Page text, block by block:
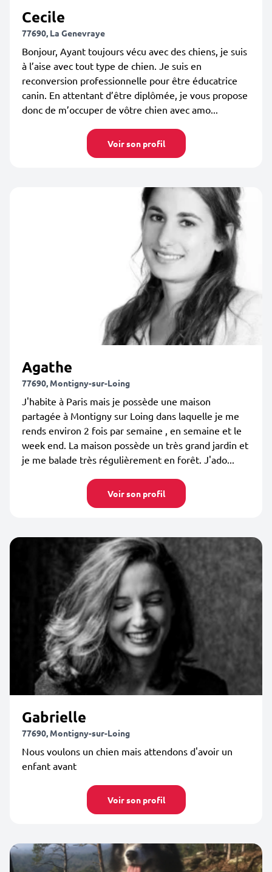
Cecile
77690, La Genevraye
Bonjour, Ayant toujours vécu avec des chiens, je suis
à l’aise avec tout type de chien. Je suis en
reconversion professionnelle pour être éducatrice
canin. En attentant d’être diplômée, je vous propose
donc de m’occuper de vôtre chien avec amo...
Voir son profil
Agathe
77690, Montigny-sur-Loing
J'habite à Paris mais je possède une maison
partagée à Montigny sur Loing dans laquelle je me
rends environ 2 fois par semaine , en semaine et le
week end. La maison possède un très grand jardin et
je me balade très régulièrement en forêt. J'ado...
Voir son profil
Gabrielle
77690, Montigny-sur-Loing
Nous voulons un chien mais attendons d'avoir un
enfant avant
Voir son profil